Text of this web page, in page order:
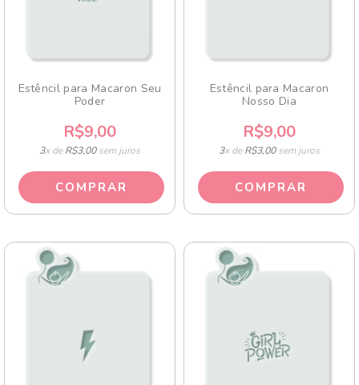
Estêncil para Macaron Seu
Poder
R$9,00
3x deR$3,00sem juros
Estêncil para Macaron
Nosso Dia
R$9,00
3x deR$3,00sem juros